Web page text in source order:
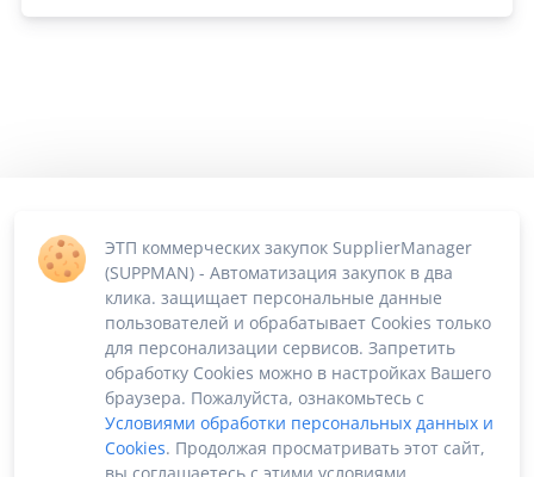
ЭТП коммерческих закупок SupplierManager
(SUPPMAN) - Автоматизация закупок в два
клика. защищает персональные данные
пользователей и обрабатывает Cookies только
для персонализации сервисов. Запретить
обработку Cookies можно в настройках Вашего
браузера. Пожалуйста, ознакомьтесь с
Условиями обработки персональных данных и
Cookies. Продолжая просматривать этот сайт,